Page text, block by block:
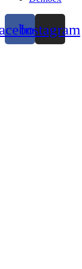
Instagram